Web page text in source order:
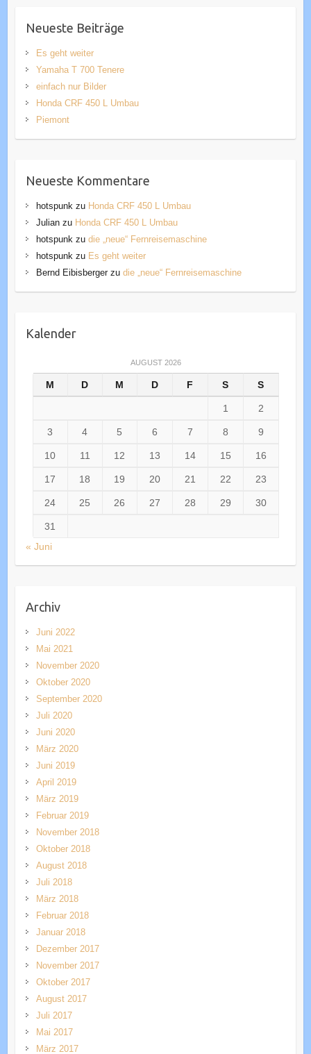
Neueste Beiträge
Es geht weiter
Yamaha T 700 Tenere
einfach nur Bilder
Honda CRF 450 L Umbau
Piemont
Neueste Kommentare
hotspunk zu Honda CRF 450 L Umbau
Julianzu Honda CRF 450 L Umbau
hotspunk zu die „neue“ Fernreisemaschine
hotspunk zu Es geht weiter
Bernd Eibisbergerzu die „neue“ Fernreisemaschine
Kalender
AUGUST 2026
M D M D F S S
1 2
3 4 5 6 7 8 9
10 11 12 13 14 15 16
17 18 19 20 21 22 23
24 25 26 27 28 29 30
31
« Juni
Archiv
Juni 2022
Mai 2021
November 2020
Oktober 2020
September 2020
Juli 2020
Juni 2020
März 2020
Juni 2019
April 2019
März 2019
Februar 2019
November 2018
Oktober 2018
August 2018
Juli 2018
März 2018
Februar 2018
Januar 2018
Dezember 2017
November 2017
Oktober 2017
August 2017
Juli 2017
Mai 2017
März 2017